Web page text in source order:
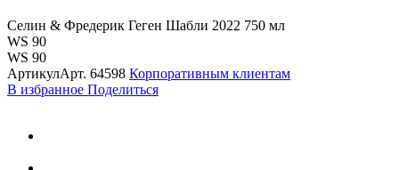
Селин & Фредерик Геген Шабли 2022 750 мл
WS 90
WS 90
АртикулАрт. 64598 Корпоративным клиентам
В избранное Поделиться